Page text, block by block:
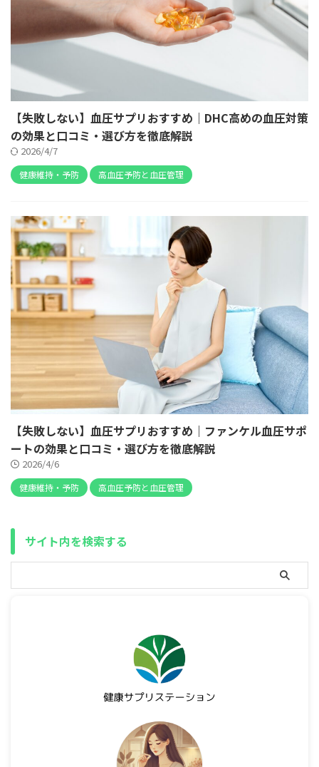
【失敗しない】血圧サプリおすすめ｜DHC高めの血圧対策
の効果と口コミ・選び方を徹底解説
2026/4/7
健康維持・予防 高血圧予防と血圧管理
【失敗しない】血圧サプリおすすめ｜ファンケル血圧サポ
ートの効果と口コミ・選び方を徹底解説
2026/4/6
健康維持・予防 高血圧予防と血圧管理
サイト内を検索する